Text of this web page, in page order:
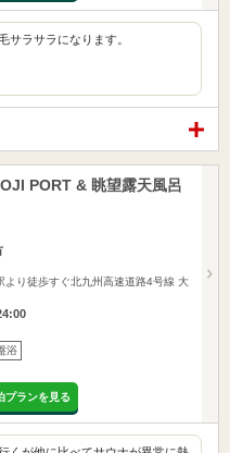
サラサラになります。
PORT & 眺望露天風呂
より徒歩すぐ北九州高速道路4号線 大
浴
プランを見る